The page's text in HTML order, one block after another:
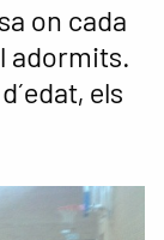
on cada
adormits.
els